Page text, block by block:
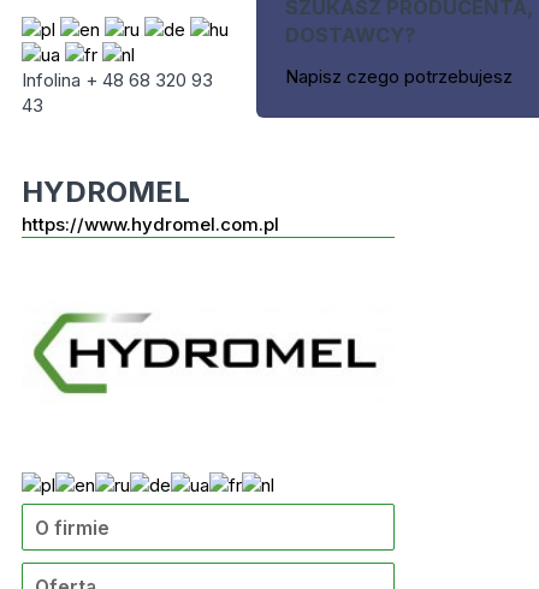
Infolina + 48 68 320 93
43
SZUKASZ PRODUCENTA,
DOSTAWCY?
Napisz czego potrzebujesz
HYDROMEL
https://www.hydromel.com.pl
O firmie